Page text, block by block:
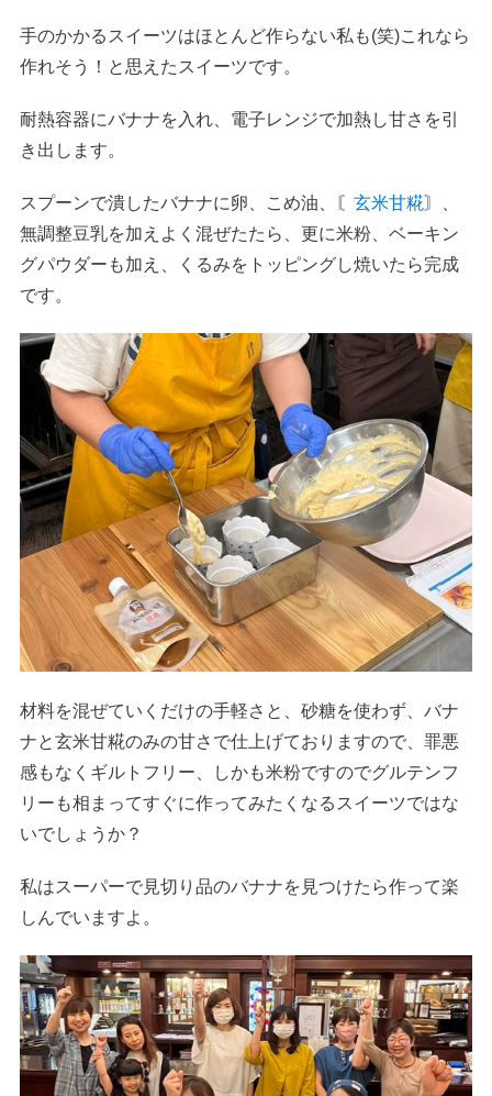
手のかかるスイーツはほとんど作らない私も(笑)これなら
作れそう！と思えたスイーツです。
耐熱容器にバナナを入れ、電子レンジで加熱し甘さを引
き出します。
スプーンで潰したバナナに卵、こめ油、〘 玄米甘糀〙、
無調整豆乳を加えよく混ぜたたら、更に米粉、ベーキン
グパウダーも加え、くるみをトッピングし焼いたら完成
です。
材料を混ぜていくだけの手軽さと、砂糖を使わず、バナ
ナと玄米甘糀のみの甘さで仕上げておりますので、罪悪
感もなくギルトフリー、しかも米粉ですのでグルテンフ
リーも相まってすぐに作ってみたくなるスイーツではな
いでしょうか？
私はスーパーで見切り品のバナナを見つけたら作って楽
しんでいますよ。